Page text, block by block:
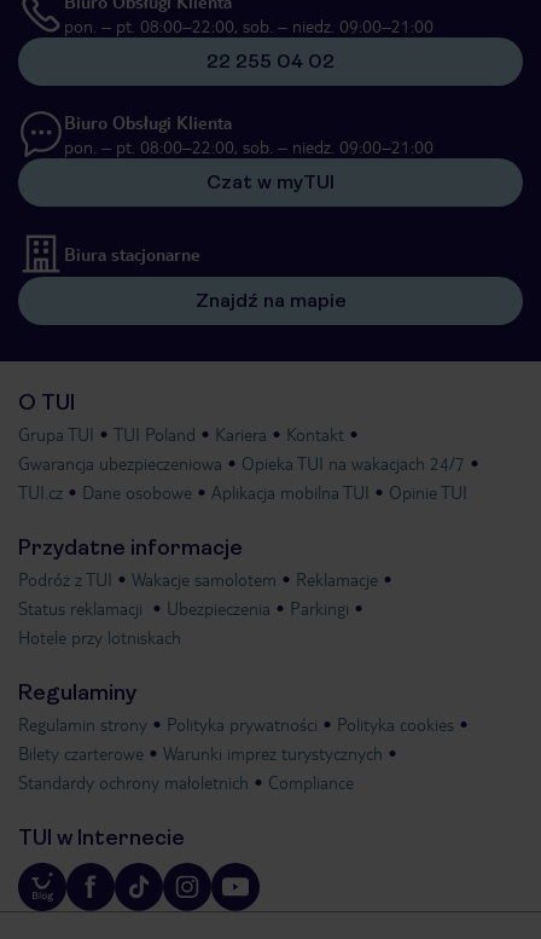
pon. – pt. 08:00–22:00, sob. – niedz. 09:00–21:00
22 255 04 02
Biuro Obsługi Klienta
pon. – pt. 08:00–22:00, sob. – niedz. 09:00–21:00
Czat w myTUI
Biura stacjonarne
Znajdź na mapie
O TUI
Grupa TUI TUI Poland Kariera
Kontakt
Gwarancja ubezpieczeniowa
Opieka TUI na wakacjach 24/7
TUI.cz
Dane osobowe Aplikacja mobilna TUI Opinie TUI
Przydatne informacje
Podróż z TUI Wakacje samolotem
Reklamacje
Status reklamacji
Ubezpieczenia
Parkingi
Hotele przy lotniskach
Regulaminy
Regulamin strony Polityka prywatności
Polityka cookies
Bilety czarterowe
Warunki imprez turystycznych
Standardy ochrony małoletnich
Compliance
TUI w Internecie